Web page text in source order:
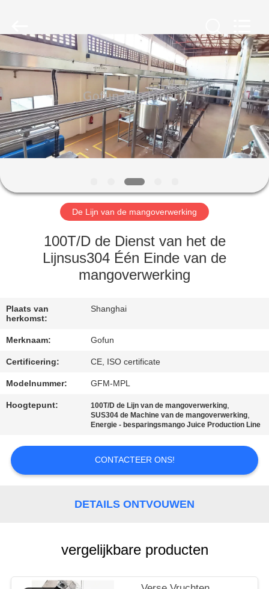
HUIS
PRODUCTEN
VIDEOS
VR-
SHOW
ONGEVEER
CONTACTEER
ONS
GEVALLEN
VERZOEK
All
Rights
De Lijn van de mangoverwerking
100T/D de Dienst van het de
Lijnsus304 Één Einde van de
mangoverwerking
Plaats van
herkomst:
Shanghai
Merknaam: Gofun
Certificering: CE, ISO certificate
Modelnummer: GFM-MPL
Hoogtepunt: 100T/D de Lijn van de mangoverwerking,
SUS304 de Machine van de mangoverwerking,
Energie - besparingsmango Juice Production Line
CONTACTEER ONS!
DETAILS ONTVOUWEN
vergelijkbare producten